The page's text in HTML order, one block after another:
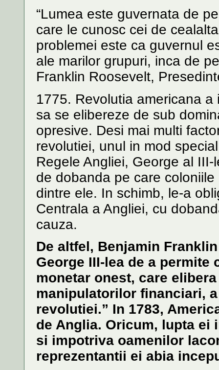
“Lumea este guvernata de
care le cunosc cei de
problemei este ca guvernul
ale marilor grupuri, inca de
Franklin Roosevelt,
1775. Revolutia americana
sa se elibereze de sub
opresive. Desi mai multi
revolutiei, unul in mod
Regele Angliei, George al
de dobanda pe care
dintre ele. In schimb, le-a
Centrala a Angliei, cu
cauza.
De altfel, Benjamin
George III-lea de a
monetar onest, care
manipulatorilor financiari,
revolutiei.” In 1783,
de Anglia. Oricum, lupta ei
si impotriva oamenilor
reprezentantii ei abia